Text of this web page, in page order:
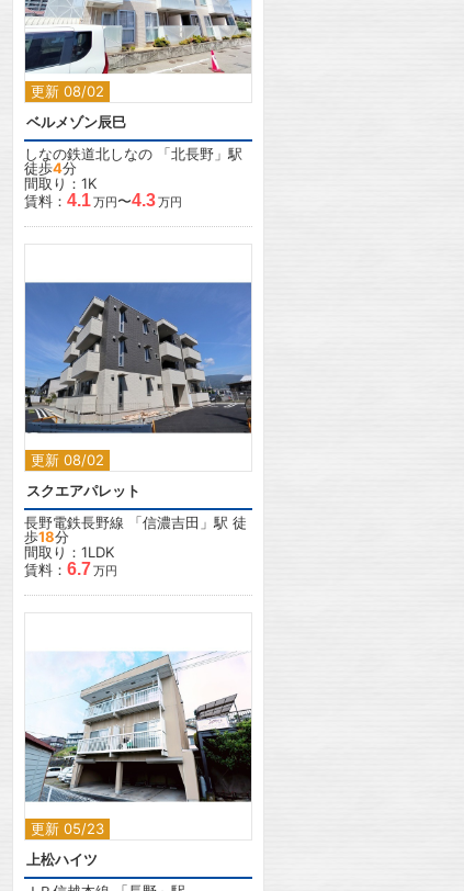
更新 08/02
2 2
ベルメゾン辰巳
しなの鉄道北しなの 「北長野 」駅
徒歩4分
間取り：1K
賃料： 4.1万円〜4.3万円
更新 08/02
2
スクエアパレット
長野電鉄長野線 「信濃吉田 」駅 徒
歩18分
間取り：1LDK
賃料： 6.7万円
更新 05/23
2
上松ハイツ